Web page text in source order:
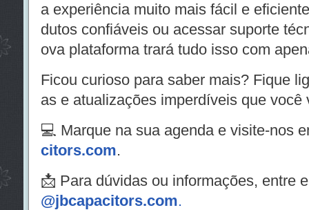
a experiência muito mais fácil e
dutos confiáveis ou acessar suporte
ova plataforma trará tudo isso com
Ficou curioso para saber mais? Fique
as e atualizações imperdíveis que você
💻 Marque na sua agenda e visite-nos
citors.com.
📩 Para dúvidas ou informações, entre
@jbcapacitors.com.